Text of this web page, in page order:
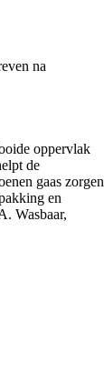
na
oppervlak
de
gaas zorgen
en
Wasbaar,